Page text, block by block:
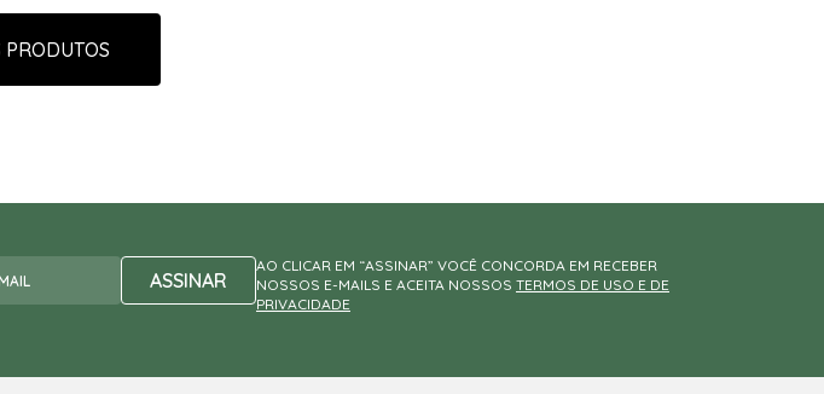
ASSINAR
AO CLICAR EM “ASSINAR” VOCÊ CONCORDA EM RECEBER
NOSSOS E-MAILS E ACEITA NOSSOS TERMOS DE USO E DE
PRIVACIDADE